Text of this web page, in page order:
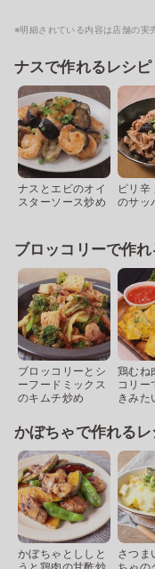
※明細されている内容は店舗の実
ナスで作れるレシピ
ナスとエビのオイ
スターソース炒め
ピリ辛
のサッ
ブロッコリーで作
ブロッコリーとシ
ーフードミックス
のキムチ炒め
鶏むね
コリー
きみた
かぼちゃで作れる
かぼちゃとししと
さつま